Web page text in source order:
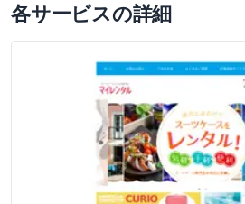
各サービスの詳細